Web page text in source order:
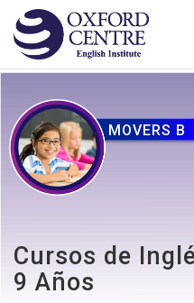
MOVERS B
Cursos de
9 Años